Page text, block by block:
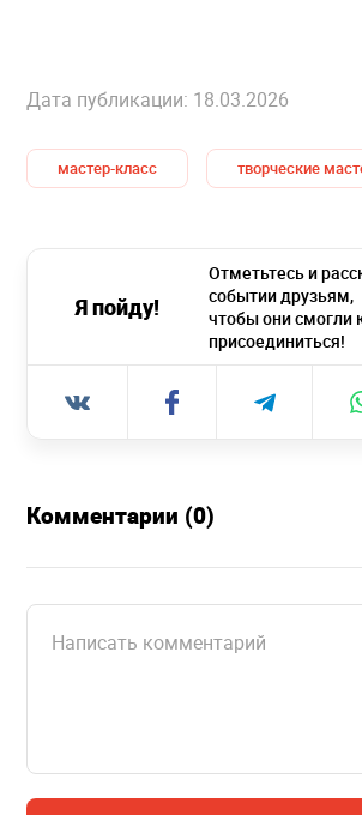
Дата публикации: 18.03.2026
мастер-класс творческие
Я пойду!
Отметьтесь и
событии друзьям,
чтобы они смогли
присоединиться!
Комментарии (0)